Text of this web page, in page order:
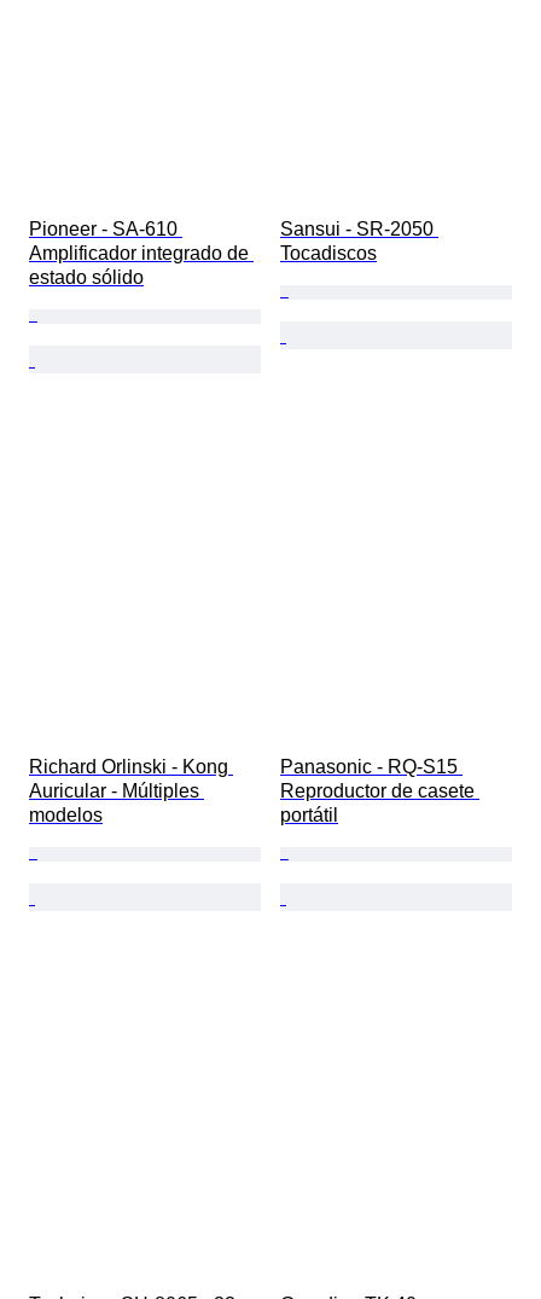
Pioneer - SA-610
Amplificador integrado de
estado sólido
Sansui - SR-2050
Tocadiscos
Richard Orlinski - Kong
Auricular - Múltiples
modelos
Panasonic - RQ-S15
Reproductor de casete
portátil